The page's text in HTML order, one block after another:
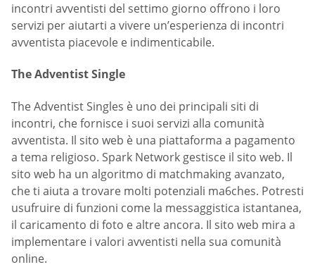
incontri avventisti del settimo giorno offrono i loro
servizi per aiutarti a vivere un’esperienza di incontri
avventista piacevole e indimenticabile.
The Adventist Single
The Adventist Singles è uno dei principali siti di
incontri, che fornisce i suoi servizi alla comunità
avventista. Il sito web è una piattaforma a pagamento
a tema religioso. Spark Network gestisce il sito web. Il
sito web ha un algoritmo di matchmaking avanzato,
che ti aiuta a trovare molti potenziali ma6ches. Potresti
usufruire di funzioni come la messaggistica istantanea,
il caricamento di foto e altre ancora. Il sito web mira a
implementare i valori avventisti nella sua comunità
online.